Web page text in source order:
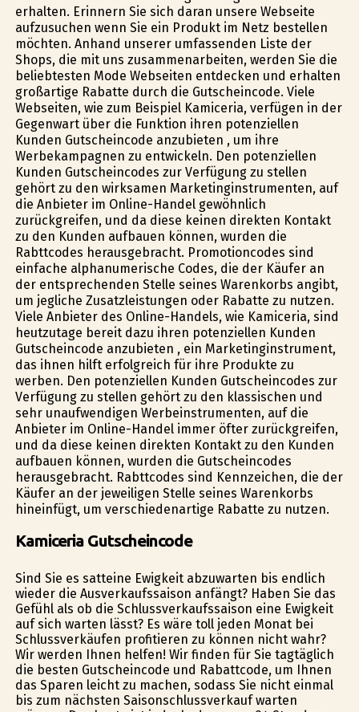
erhalten. Erinnern Sie sich daran unsere Webseite
aufzusuchen wenn Sie ein Produkt im Netz bestellen
möchten. Anhand unserer umfassenden Liste der
Shops, die mit uns zusammenarbeiten, werden Sie die
beliebtesten Mode Webseiten entdecken und erhalten
großartige Rabatte durch die Gutscheincode. Viele
Webseiten, wie zum Beispiel Kamiceria, verfügen in der
Gegenwart über die Funktion ihren potenziellen
Kunden Gutscheincode anzubieten , um ihre
Werbekampagnen zu entwickeln. Den potenziellen
Kunden Gutscheincodes zur Verfügung zu stellen
gehört zu den wirksamen Marketinginstrumenten, auf
die Anbieter im Online-Handel gewöhnlich
zurückgreifen, und da diese keinen direkten Kontakt
zu den Kunden aufbauen können, wurden die
Rabttcodes herausgebracht. Promotioncodes sind
einfache alphanumerische Codes, die der Käufer an
der entsprechenden Stelle seines Warenkorbs angibt,
um jegliche Zusatzleistungen oder Rabatte zu nutzen.
Viele Anbieter des Online-Handels, wie Kamiceria, sind
heutzutage bereit dazu ihren potenziellen Kunden
Gutscheincode anzubieten , ein Marketinginstrument,
das ihnen hilft erfolgreich für ihre Produkte zu
werben. Den potenziellen Kunden Gutscheincodes zur
Verfügung zu stellen gehört zu den klassischen und
sehr unaufwendigen Werbeinstrumenten, auf die
Anbieter im Online-Handel immer öfter zurückgreifen,
und da diese keinen direkten Kontakt zu den Kunden
aufbauen können, wurden die Gutscheincodes
herausgebracht. Rabttcodes sind Kennzeichen, die der
Käufer an der jeweiligen Stelle seines Warenkorbs
hineinfügt, um verschiedenartige Rabatte zu nutzen.
Kamiceria Gutscheincode
Sind Sie es satteine Ewigkeit abzuwarten bis endlich
wieder die Ausverkaufssaison anfängt? Haben Sie das
Gefühl als ob die Schlussverkaufssaison eine Ewigkeit
auf sich warten lässt? Es wäre toll jeden Monat bei
Schlussverkäufen profitieren zu können nicht wahr?
Wir werden Ihnen helfen! Wir finden für Sie tagtäglich
die besten Gutscheincode und Rabattcode, um Ihnen
das Sparen leicht zu machen, sodass Sie nicht einmal
bis zum nächsten Saisonschlussverkauf warten